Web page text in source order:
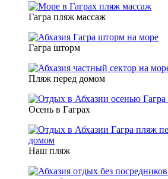
Гагра пляж массаж
Гагра шторм
Пляж перед домом
Осень в Гаграх
Наш пляж